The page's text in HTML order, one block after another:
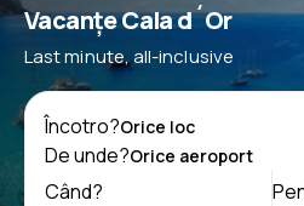
Vacanţe Cala d´Or
Last minute, all-inclusive
Încotro?
De unde?
Când?